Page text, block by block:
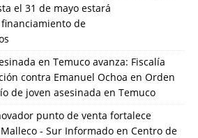
el 31 de mayo estará
de
en Temuco avanza: Fiscalía
contra Emanuel Ochoa en Orden
de joven asesinada en Temuco
punto de venta fortalece
- Sur Informado en Centro de